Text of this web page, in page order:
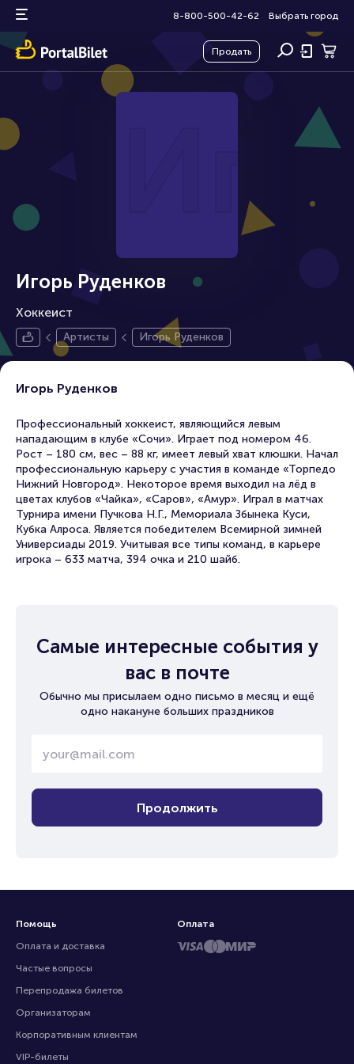
8-800-500-42-62 Выбрать город
Продать
Игорь Руденков
Хоккеист
Артисты Игорь Руденков
Игорь Руденков
Профессиональный хоккеист, являющийся левым
нападающим в клубе «Сочи». Играет под номером 46.
Рост – 180 см, вес – 88 кг, имеет левый хват клюшки. Начал
профессиональную карьеру с участия в команде «Торпедо
Нижний Новгород». Некоторое время выходил на лёд в
цветах клубов «Чайка», «Саров», «Амур». Играл в матчах
Турнира имени Пучкова Н.Г., Мемориала Збынека Куси,
Кубка Алроса. Является победителем Всемирной зимней
Универсиады 2019. Учитывая все типы команд, в карьере
игрока – 633 матча, 394 очка и 210 шайб.
Самые интересные события у
вас в почте
Обычно мы присылаем одно письмо в месяц и ещё
одно накануне больших праздников
Продолжить
Помощь
Оплата и доставка
Частые вопросы
Перепродажа билетов
Организаторам
Корпоративным клиентам
VIP-билеты
Оплата